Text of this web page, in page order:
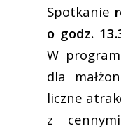
Spotkanie
o godz.
W
dla
liczne
z